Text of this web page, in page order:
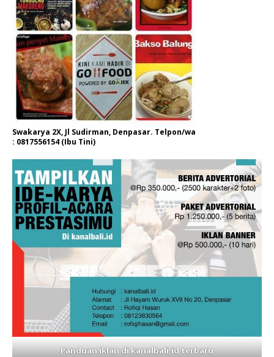
Swakarya 2X, Jl Sudirman, Denpasar. Telpon/wa
: 0817556154 (Ibu Tini)
Panduan iklan di kanalbali,id terbaru